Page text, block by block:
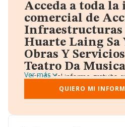
Acceda a toda
comercial de
Infraestructuras
Huarte Laing Sa
Obras Y
Teatro Da
A través del informe gratuito
desde Einforma, donde vas a
Datos identificativos:
Teléfono, Domicilio.
Gráficos de Evolución
Ver más
QUIERO MI